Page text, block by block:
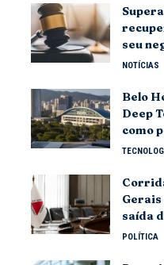
seu
NOTÍCIAS
Belo
Deep
como
saída
POLÍTICA